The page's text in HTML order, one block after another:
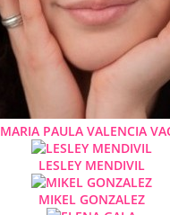
MARIA PAULA VALENCIA
LESLEY MENDIVIL
MIKEL GONZALEZ